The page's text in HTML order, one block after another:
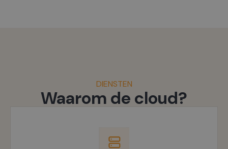
DIENSTEN
Waarom de cloud?